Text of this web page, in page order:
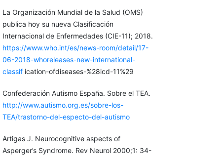
La Organización Mundial de la Salud (OMS)
publica hoy su nueva Clasificación
Internacional de Enfermedades (CIE-11); 2018.
https://www.who.int/es/news-room/detail/17-
06-2018-whoreleases-new-international-
classification-ofdiseases-%28icd-11%29
Confederación Autismo España. Sobre el TEA.
http://www.autismo.org.es/sobre-los-
TEA/trastorno-del-especto-del-autismo
Artigas J. Neurocognitive aspects of
Asperger’s Syndrome. Rev Neurol 2000;1: 34-